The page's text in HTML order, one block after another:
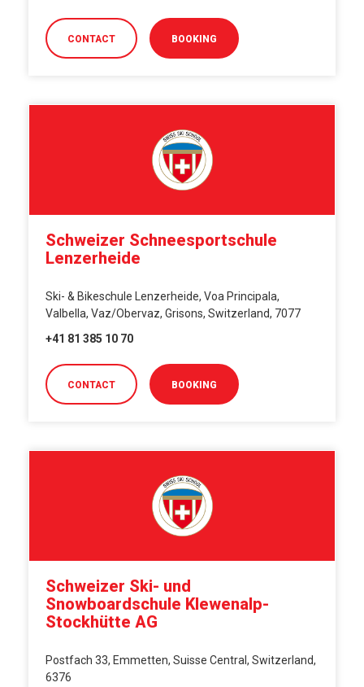
CONTACT BOOKING
Schweizer Schneesportschule
Lenzerheide
Ski- & Bikeschule Lenzerheide, Voa Principala,
Valbella, Vaz/Obervaz, Grisons, Switzerland, 7077
+41 81 385 10 70
CONTACT BOOKING
Schweizer Ski- und
Snowboardschule Klewenalp-
Stockhütte AG
Postfach 33, Emmetten, Suisse Central, Switzerland,
6376